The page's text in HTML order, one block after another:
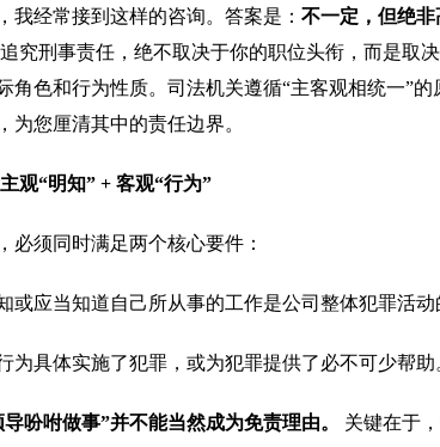
我经常接到这样的咨询。答案是： 不一定，但绝非
究刑事责任，绝不取决于你的职位头衔，而是取
角色和行为性质。司法机关遵循“主客观相统一”的
为您厘清其中的责任边界。
观“明知” + 客观“行为”
必须同时满足两个核心要件：
或应当知道自己所从事的工作是公司整体犯罪活动
为具体实施了犯罪，或为犯罪提供了必不可少帮助
吩咐做事”并不能当然成为免责理由。
关键在于